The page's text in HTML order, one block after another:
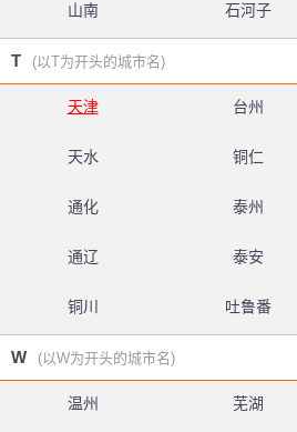
山南 石河子
T (以T为开头的城市名)
天津 台州
天水 铜仁
通化 泰州
通辽 泰安
铜川 吐鲁番
W (以W为开头的城市名)
温州 芜湖